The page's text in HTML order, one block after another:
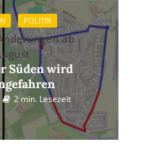
POLITIK
ab
Süden wird
2 min. Lesezeit